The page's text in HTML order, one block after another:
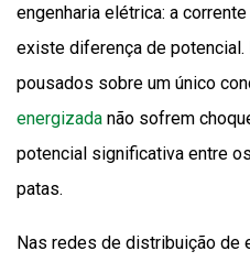
engenharia elétrica: a
existe diferença de
pousados sobre um único
energizada não sofrem
potencial significativa entre
patas.
Nas redes de distribuição de